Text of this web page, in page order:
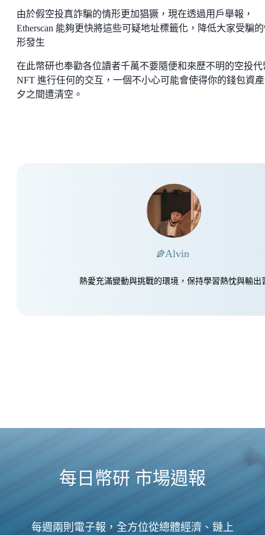
由於假空投真詐騙的情形更加猖獗，現在透過用戶舉報，
Etherscan 能夠更快將這些可疑地址標籤化，降低大家受騙
形發生
在此幣研也奉勸各位讀者千萬不要隨便和來歷不明的空投代
NFT 進行任何的交互，一個不小心可能會使得你的錢包資
夕之間遭清空。
Alvin
熱愛充滿變動與挑戰的環境，保持學習熱忱與輸出
每日幣研 市場週報
每週兩則電子報，全方位從總體經濟、鏈上